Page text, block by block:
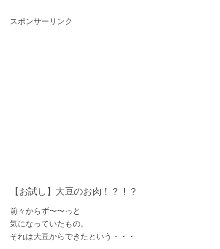
スポンサーリンク
【お試し】大豆のお肉！？！？
前々からず〜〜っと
気になっていたもの。
それは大豆からできたという・・・